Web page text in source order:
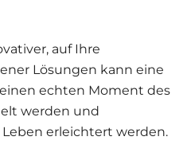
auf Ihre
Lösungen kann eine
echten Moment des
werden und
erleichtert werden.